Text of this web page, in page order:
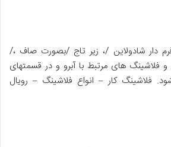
دار شادولاین /، زیر تاج /بصورت صاف ،/
و فلاشینگ های مرتبط با آبرو و در قسمتهای
فلاشینگ کار – انواع فلاشینگ – رویال